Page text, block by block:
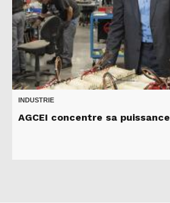
INDUSTRIE
AGCEI concentre sa puissance